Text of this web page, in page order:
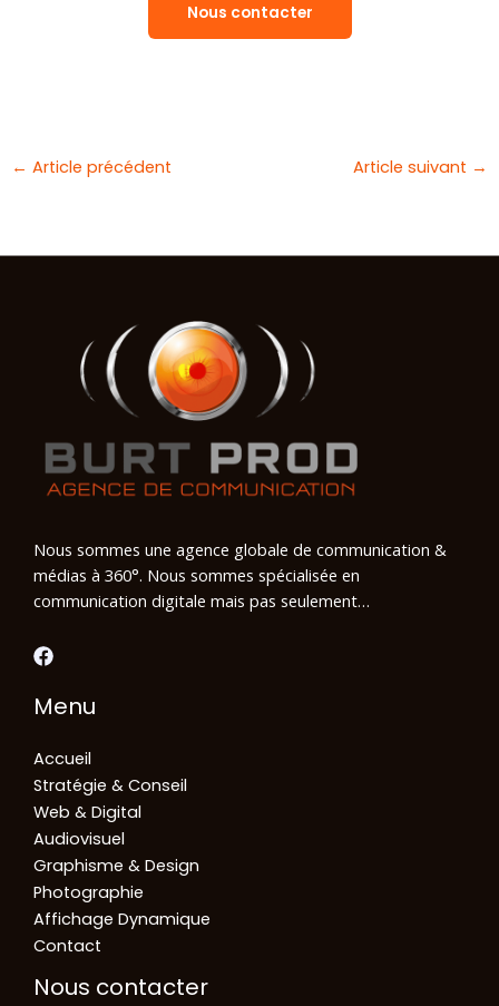
Nous contacter
← Article précédent Article suivant →
Nous sommes une agence globale de communication &
médias à 360°. Nous sommes spécialisée en
communication digitale mais pas seulement…
Menu
Accueil
Stratégie & Conseil
Web & Digital
Audiovisuel
Graphisme & Design
Photographie
Affichage Dynamique
Contact
Nous contacter